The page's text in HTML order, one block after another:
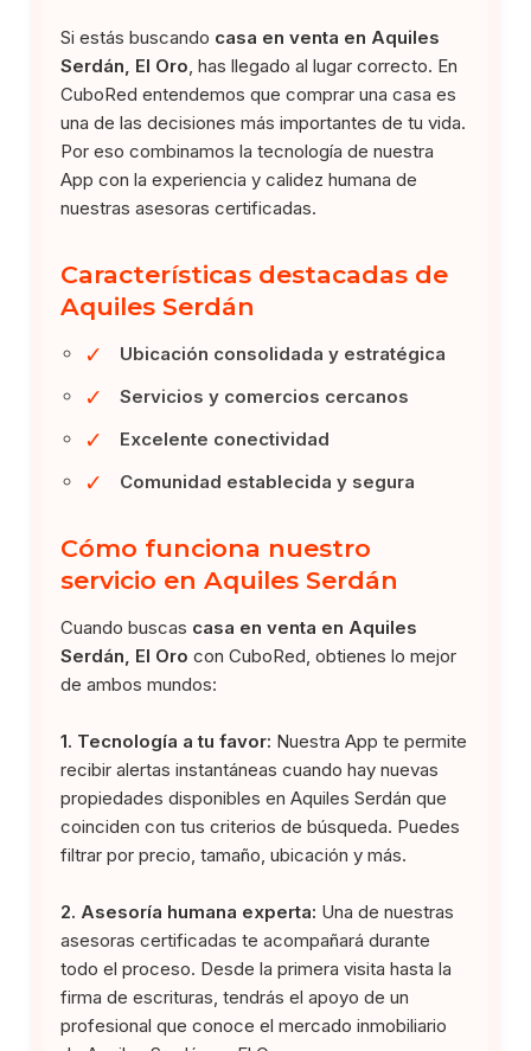
Si estás buscando casa en venta en Aquiles
Serdán, El Oro , has llegado al lugar correcto. En
CuboRed entendemos que comprar una casa es
una de las decisiones más importantes de tu vida.
Por eso combinamos la tecnología de nuestra
App con la experiencia y calidez humana de
nuestras asesoras certificadas.
Características destacadas de
Aquiles Serdán
✓ Ubicación consolidada y estratégica
✓ Servicios y comercios cercanos
✓ Excelente conectividad
✓ Comunidad establecida y segura
Cómo funciona nuestro
servicio en Aquiles Serdán
Cuando buscas casa en venta en Aquiles
Serdán, El Oro con CuboRed, obtienes lo mejor
de ambos mundos:
1. Tecnología a tu favor: Nuestra App te permite
recibir alertas instantáneas cuando hay nuevas
propiedades disponibles en Aquiles Serdán que
coinciden con tus criterios de búsqueda. Puedes
filtrar por precio, tamaño, ubicación y más.
2. Asesoría humana experta: Una de nuestras
asesoras certificadas te acompañará durante
todo el proceso. Desde la primera visita hasta la
firma de escrituras, tendrás el apoyo de un
profesional que conoce el mercado inmobiliario